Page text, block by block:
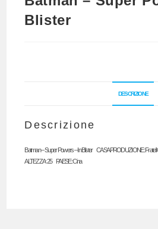
Blister
DESCRIZIONE
Descrizione
Batman – Super Powers – In Blister CASA PRODUZIONE:
ALTEZZA: 25 PAESE: Cina